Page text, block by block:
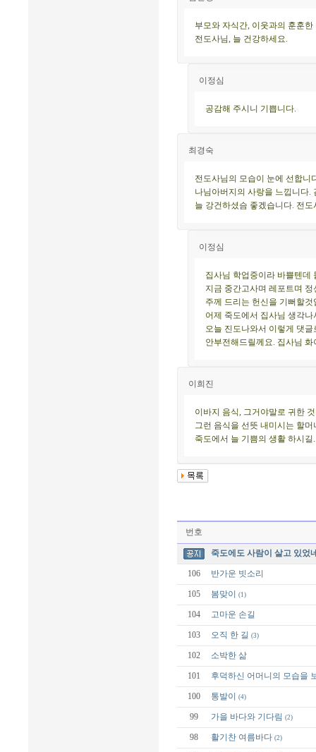
부모와 자식간, 이웃과의 훈훈
전도사님, 늘 건강하세요.
이정심
공감해 주시니 기쁩니다.
최경숙
전도사님의 모습이 눈에 선합니
나님아버지의 사랑을 느낍니다.
늘 강건하셨슴 좋겠습니다. 전
이정심
집사님 학업중이라 바쁠텐데
지금 중간고사며 레포트며
주께 드리는 헌신을 기뻐할것
어제 죽도에서 집사님 생각
오늘 진도나와서 이렇게 댓글
안부전해드릴께요. 집사님 화
이희진
이바지 음식, 그거야말로 귀한
그런 음식을 선뜻 내미시는 할
죽도에서 늘 기쁨의 생활 하시길
번호
죽도에도 사람이 살고 있었
106 반가운 빗소리
105 봄맞이 (1)
104 고마운 손길
103 오직 한 길 (3)
102 소박한 삶
101 후덕하신 어머니의 모습을
100 통발이 (4)
99 가을 바다와 기다림 (2)
98 활기찬 여름바다 (2)